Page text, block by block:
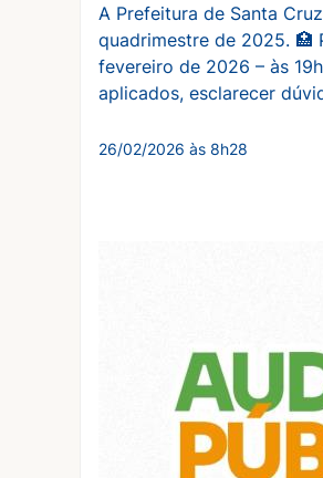
A Prefeitura de Santa
quadrimestre de 2025. 🏥
fevereiro de 2026 – às
aplicados, esclarecer
26/02/2026 às 8h28